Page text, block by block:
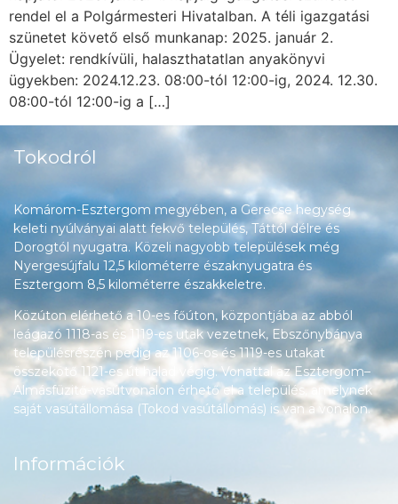
rendel el a Polgármesteri Hivatalban. A téli igazgatási
szünetet követő első munkanap: 2025. január 2.
Ügyelet: rendkívüli, halaszthatatlan anyakönyvi
ügyekben: 2024.12.23. 08:00-tól 12:00-ig, 2024. 12.30.
08:00-tól 12:00-ig a […]
Tokodról
Komárom-Esztergom megyében, a Gerecse hegység
keleti nyúlványai alatt fekvő település, Táttól délre és
Dorogtól nyugatra. Közeli nagyobb települések még
Nyergesújfalu 12,5 kilométerre északnyugatra és
Esztergom 8,5 kilométerre északkeletre.
Közúton elérhető a 10-es főúton, központjába az abból
leágazó 1118-as és 1119-es utak vezetnek, Ebszőnybánya
településrészén pedig az 1106-os és 1119-es utakat
összekötő 1121-es út halad végig. Vonattal az Esztergom–
Almásfüzitő-vasútvonalon érhető el a település, amelynek
saját vasútállomása (Tokod vasútállomás) is van a vonalon.
Információk